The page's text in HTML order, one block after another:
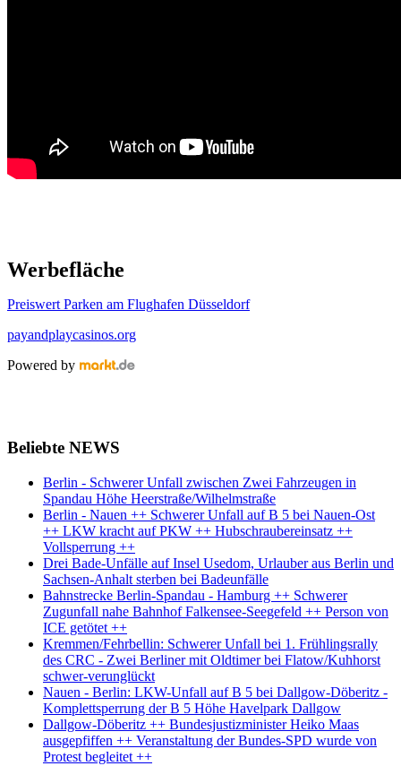
Werbefläche
Preiswert Parken am Flughafen Düsseldorf
payandplaycasinos.org
Powered by
Beliebte NEWS
Berlin - Schwerer Unfall zwischen Zwei Fahrzeugen in
Spandau Höhe Heerstraße/Wilhelmstraße
Berlin - Nauen ++ Schwerer Unfall auf B 5 bei Nauen-Ost
++ LKW kracht auf PKW ++ Hubschraubereinsatz ++
Vollsperrung ++
Drei Bade-Unfälle auf Insel Usedom, Urlauber aus Berlin und
Sachsen-Anhalt sterben bei Badeunfälle
Bahnstrecke Berlin-Spandau - Hamburg ++ Schwerer
Zugunfall nahe Bahnhof Falkensee-Seegefeld ++ Person von
ICE getötet ++
Kremmen/Fehrbellin: Schwerer Unfall bei 1. Frühlingsrally
des CRC - Zwei Berliner mit Oldtimer bei Flatow/Kuhhorst
schwer-verunglückt
Nauen - Berlin: LKW-Unfall auf B 5 bei Dallgow-Döberitz -
Komplettsperrung der B 5 Höhe Havelpark Dallgow
Dallgow-Döberitz ++ Bundesjustizminister Heiko Maas
ausgepfiffen ++ Veranstaltung der Bundes-SPD wurde von
Protest begleitet ++